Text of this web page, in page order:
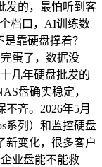
发的，最怕听到客
档口，AI训练数
靠硬盘撑着？
蛋了，数据没
几年硬盘批发的
盘确实稳定，
齐。2026年5月
系列）和监控硬盘
新变化，很多客户
业盘能不能救